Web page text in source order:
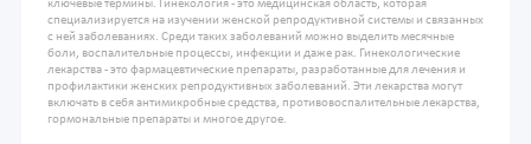
ключевые термины. Гинекология - это медицинская область, которая
специализируется на изучении женской репродуктивной системы и связанных
с ней заболеваниях. Среди таких заболеваний можно выделить месячные
боли, воспалительные процессы, инфекции и даже рак. Гинекологические
лекарства - это фармацевтические препараты, разработанные для лечения и
профилактики женских репродуктивных заболеваний. Эти лекарства могут
включать в себя антимикробные средства, противовоспалительные лекарства,
гормональные препараты и многое другое.